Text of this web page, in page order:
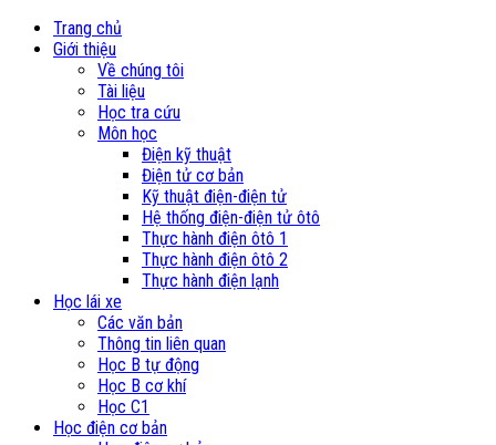
Trang chủ
Giới thiệu
Về chúng tôi
Tài liệu
Học tra cứu
Môn học
Điện kỹ thuật
Điện tử cơ bản
Kỹ thuật điện-điện tử
Hệ thống điện-điện tử ôtô
Thực hành điện ôtô 1
Thực hành điện ôtô 2
Thực hành điện lạnh
Học lái xe
Các văn bản
Thông tin liên quan
Học B tự động
Học B cơ khí
Học C1
Học điện cơ bản